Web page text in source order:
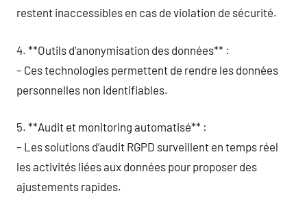
restent inaccessibles en cas de violation de sécurité.
4. **Outils d’anonymisation des données** :
– Ces technologies permettent de rendre les données
personnelles non identifiables.
5. **Audit et monitoring automatisé** :
– Les solutions d’audit RGPD surveillent en temps réel
les activités liées aux données pour proposer des
ajustements rapides.